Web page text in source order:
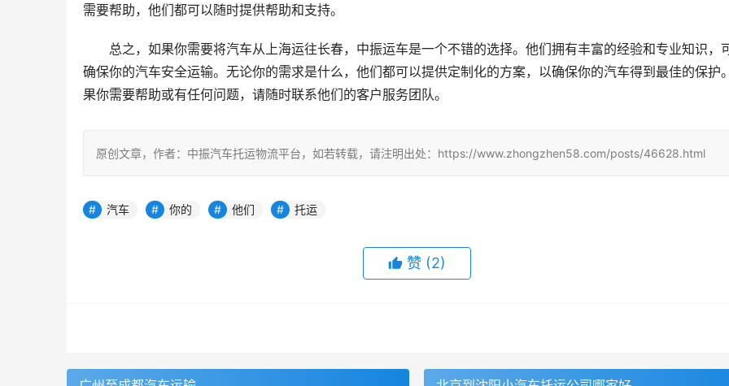
需要帮助，他们都可以随时提供帮助和支持。
总之，如果你需要将汽车从上海运往长春，中振运车是一个不错的选择。他们拥有丰富的经验和专业知识，
确保你的汽车安全运输。无论你的需求是什么，他们都可以提供定制化的方案，以确保你的汽车得到最佳的保护
果你需要帮助或有任何问题，请随时联系他们的客户服务团队。
原创文章，作者：中振汽车托运物流平台，如若转载，请注明出处：https://www.zhongzhen58.com/posts/46628.html
汽车 你的 他们 托运
赞 (2)